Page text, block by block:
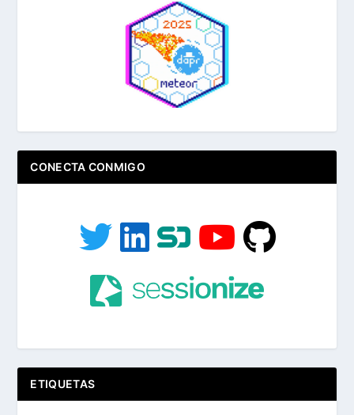
CONECTA CONMIGO
ETIQUETAS